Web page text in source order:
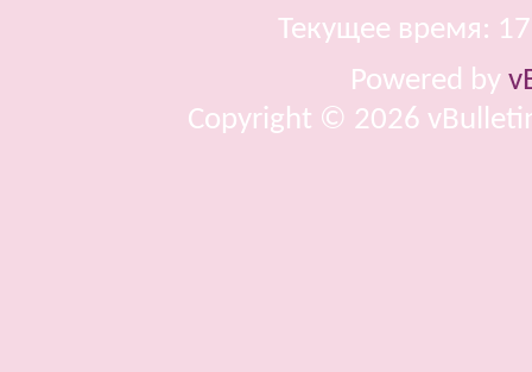
Текущее время:
Powered by
Copyright © 2026